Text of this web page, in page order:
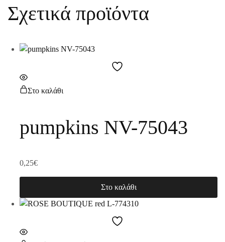
Σχετικά προϊόντα
Στο καλάθι
pumpkins NV-75043
0,25€
Στο καλάθι